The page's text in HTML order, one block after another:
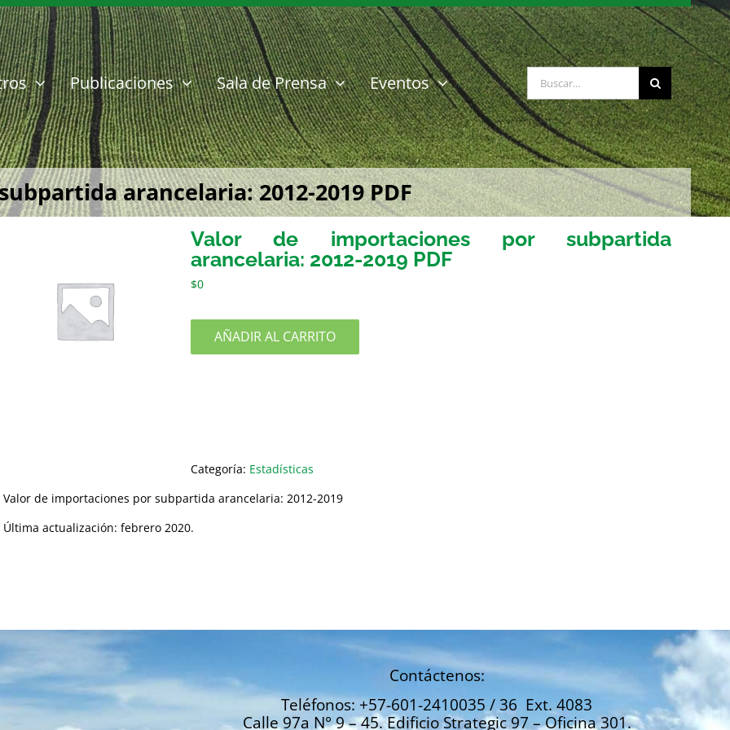
Publicaciones Sala de Prensa Eventos Buscar:
arancelaria: 2012-2019 PDF
Valor de importaciones por subpartida
arancelaria: 2012-2019 PDF
$0
AÑADIR AL CARRITO
Categoría: Estadísticas
Valor de importaciones por subpartida arancelaria: 2012-2019
Última actualización: febrero 2020.
Contáctenos:
Teléfonos: +57-601-2410035 / 36 Ext. 4083
Calle 97a N° 9 – 45. Edificio Strategic 97 – Oficina 301.